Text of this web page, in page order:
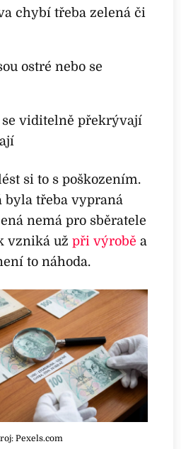
chybí třeba zelená či
ostré nebo se
viditelně překrývají
si to s poškozením.
byla třeba vypraná
nemá pro sběratele
vzniká užpři výrobě a
to náhoda.
Pexels.com